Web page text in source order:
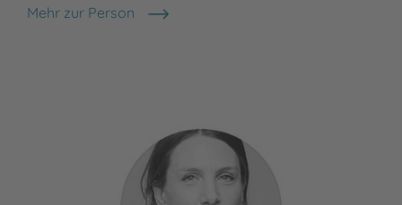
Mehr zur Person
Christoph Drösser